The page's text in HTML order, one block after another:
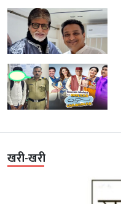
खरी-खरी